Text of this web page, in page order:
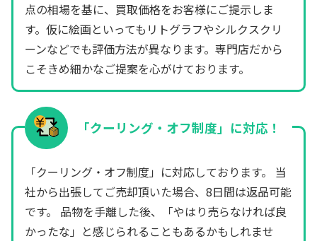
点の相場を基に、買取価格をお客様にご提示しま
す。仮に絵画といってもリトグラフやシルクスクリ
ーンなどでも評価方法が異なります。専門店だから
こそきめ細かなご提案を心がけております。
「クーリング・オフ制度」に対応！
「クーリング・オフ制度」に対応しております。 当
社から出張してご売却頂いた場合、8日間は返品可能
です。 品物を手離した後、「やはり売らなければ良
かったな」と感じられることもあるかもしれませ